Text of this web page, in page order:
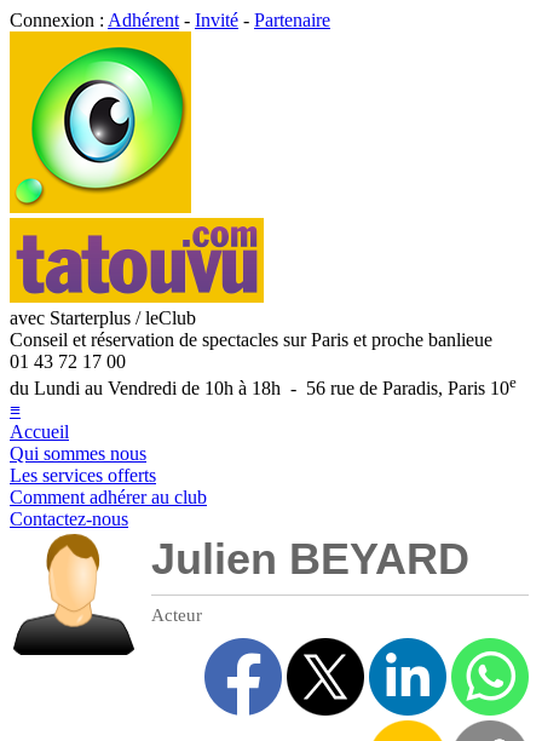
Connexion : Adhérent - Invité - Partenaire
avec Starterplus / leClub
Conseil et réservation de spectacles sur Paris et proche banlieue
01 43 72 17 00
du Lundi au Vendredi de 10h à 18h - 56 rue de Paradis, Paris 10e
≡
Accueil
Qui sommes nous
Les services offerts
Comment adhérer au club
Contactez-nous
Julien BEYARD
Acteur